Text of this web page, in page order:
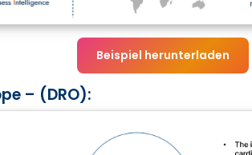
Beispiel herunterladen
– (DRO):